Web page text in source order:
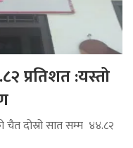
प्रतिशत :यस्तो
दोस्रो सात सम्म ४४.८२